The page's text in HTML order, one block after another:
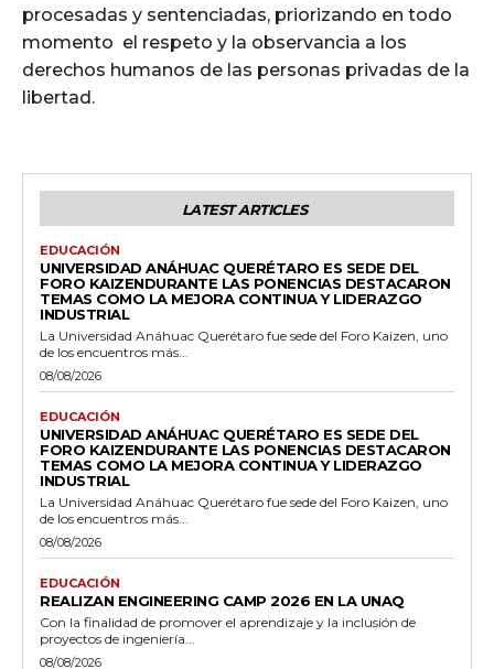
procesadas y sentenciadas, priorizando en todo
momento el respeto y la observancia a los
derechos humanos de las personas privadas de la
libertad.
LATEST ARTICLES
EDUCACIÓN
UNIVERSIDAD ANÁHUAC QUERÉTARO ES SEDE DEL
FORO KAIZENDURANTE LAS PONENCIAS DESTACARON
TEMAS COMO LA MEJORA CONTINUA Y LIDERAZGO
INDUSTRIAL
La Universidad Anáhuac Querétaro fue sede del Foro Kaizen, uno
de los encuentros más...
08/08/2026
EDUCACIÓN
UNIVERSIDAD ANÁHUAC QUERÉTARO ES SEDE DEL
FORO KAIZENDURANTE LAS PONENCIAS DESTACARON
TEMAS COMO LA MEJORA CONTINUA Y LIDERAZGO
INDUSTRIAL
La Universidad Anáhuac Querétaro fue sede del Foro Kaizen, uno
de los encuentros más...
08/08/2026
EDUCACIÓN
REALIZAN ENGINEERING CAMP 2026 EN LA UNAQ
Con la finalidad de promover el aprendizaje y la inclusión de
proyectos de ingeniería...
08/08/2026